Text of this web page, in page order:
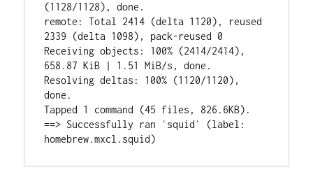
(1128/1128), done.
remote: Total 2414 (delta 1120), reused
2339 (delta 1098), pack-reused 0
Receiving objects: 100% (2414/2414),
658.87 KiB | 1.51 MiB/s, done.
Resolving deltas: 100% (1120/1120),
done.
Tapped 1 command (45 files, 826.6KB).
==> Successfully ran `squid` (label: